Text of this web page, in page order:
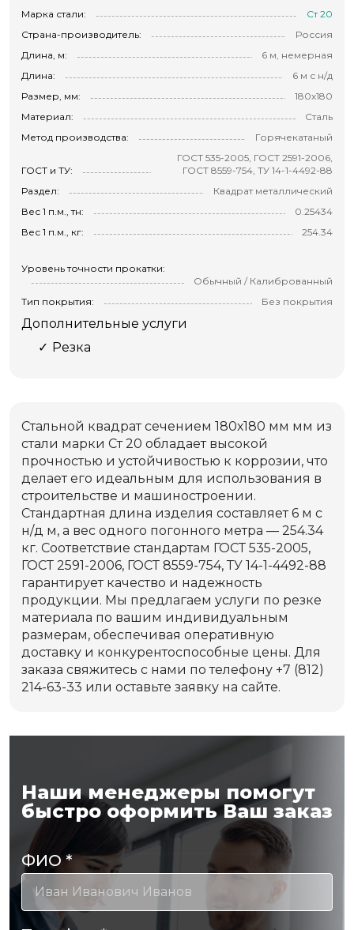
Марка стали:
Ст 20
Страна-производитель:
Россия
Длина, м:
6 м, немерная
Длина:
6 м с н/д
Размер, мм:
180х180
Материал:
Сталь
Метод производства:
Горячекатаный
ГОСТ и ТУ:
ГОСТ 535-2005, ГОСТ 2591-2006,
ГОСТ 8559-754, ТУ 14-1-4492-88
Раздел:
Квадрат металлический
Вес 1 п.м., тн:
0.25434
Вес 1 п.м., кг:
254.34
Уровень точности прокатки:
Обычный / Калиброванный
Тип покрытия:
Без покрытия
Дополнительные услуги
Резка
Стальной квадрат сечением 180х180 мм мм из
стали марки Ст 20 обладает высокой
прочностью и устойчивостью к коррозии, что
делает его идеальным для использования в
строительстве и машиностроении.
Стандартная длина изделия составляет 6 м с
н/д м, а вес одного погонного метра — 254.34
кг. Соответствие стандартам ГОСТ 535-2005,
ГОСТ 2591-2006, ГОСТ 8559-754, ТУ 14-1-4492-88
гарантирует качество и надежность
продукции. Мы предлагаем услуги по резке
материала по вашим индивидуальным
размерам, обеспечивая оперативную
доставку и конкурентоспособные цены. Для
заказа свяжитесь с нами по телефону +7 (812)
214-63-33 или оставьте заявку на сайте.
Наши менеджеры помогут
быстро оформить Ваш заказ
ФИО*